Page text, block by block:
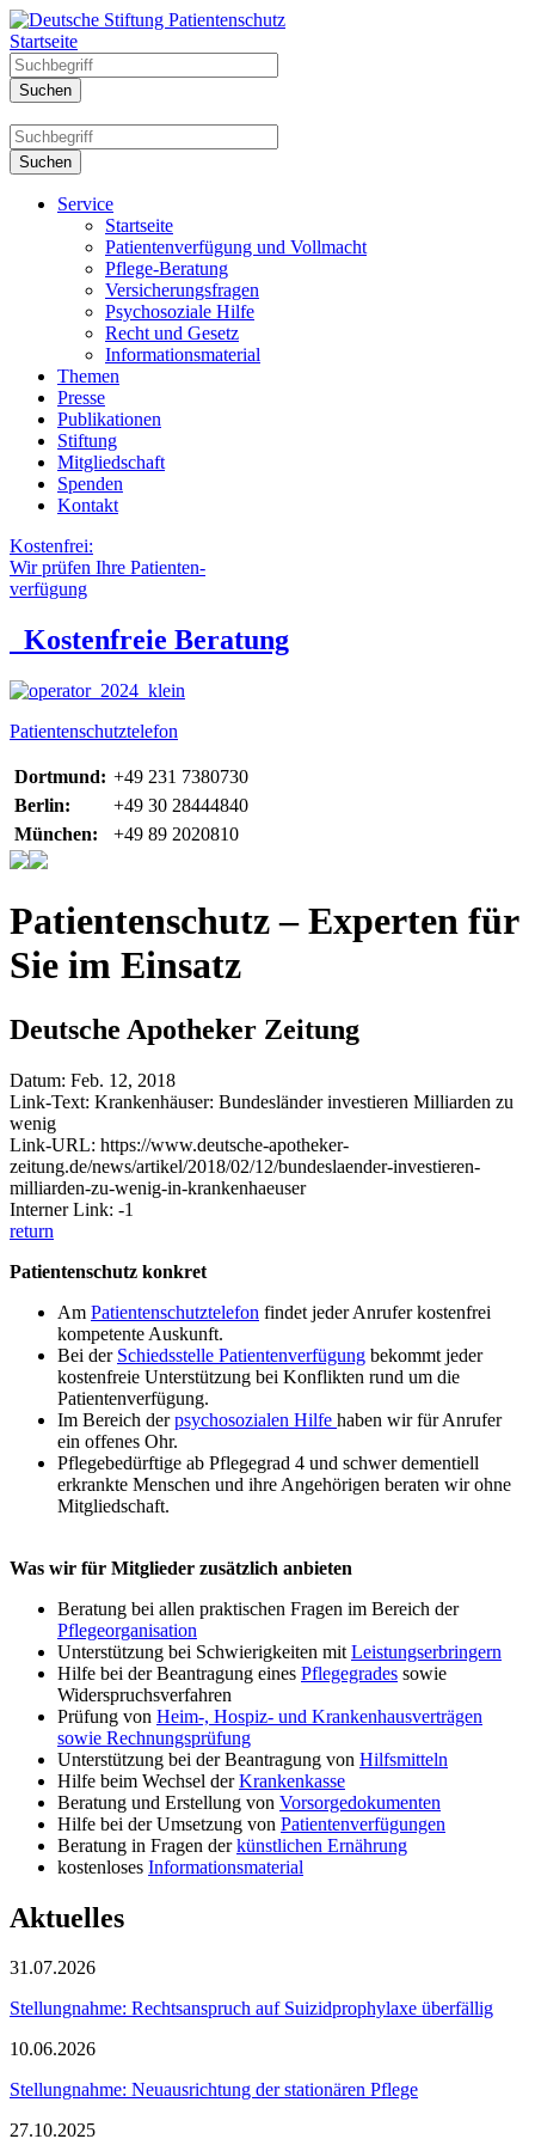
Startseite
Service
Startseite
Patientenverfügung und Vollmacht
Pflege-Beratung
Versicherungsfragen
Psychosoziale Hilfe
Recht und Gesetz
Informationsmaterial
Themen
Presse
Publikationen
Stiftung
Mitgliedschaft
Spenden
Kontakt
Kostenfrei:
Wir prüfen Ihre Patienten-
verfügung
Kostenfreie Beratung
Patientenschutztelefon
Dortmund: +49 231 7380730
Berlin:
+49 30 28444840
München:
+49 89 2020810
Patientenschutz – Experten für
Sie im Einsatz
Deutsche Apotheker Zeitung
Datum: Feb. 12, 2018
Link-Text: Krankenhäuser: Bundesländer investieren Milliarden zu
wenig
Link-URL: https://www.deutsche-apotheker-
zeitung.de/news/artikel/2018/02/12/bundeslaender-investieren-
milliarden-zu-wenig-in-krankenhaeuser
Interner Link: -1
return
Patientenschutz konkret
Am Patientenschutztelefon findet jeder Anrufer kostenfrei
kompetente Auskunft.
Bei der Schiedsstelle Patientenverfügung bekommt jeder
kostenfreie Unterstützung bei Konflikten rund um die
Patientenverfügung.
Im Bereich derpsychosozialen Hilfe haben wir für Anrufer
ein offenes Ohr.
Pflegebedürftige ab Pflegegrad 4 und schwer dementiell
erkrankte Menschen und ihre Angehörigen beraten wir ohne
Mitgliedschaft.
Was wir für Mitglieder zusätzlich anbieten
Beratung bei allen praktischen Fragen im Bereich der
Pflegeorganisation
Unterstützung bei Schwierigkeiten mit Leistungserbringern
Hilfe bei der Beantragung eines Pflegegrades sowie
Widerspruchsverfahren
Prüfung von Heim-, Hospiz- und Krankenhausverträgen
sowie Rechnungsprüfung
Unterstützung bei der Beantragung von Hilfsmitteln
Hilfe beim Wechsel derKrankenkasse
Beratung und Erstellung von Vorsorgedokumenten
Hilfe bei der Umsetzung von Patientenverfügungen
Beratung in Fragen derkünstlichen Ernährung
kostenloses Informationsmaterial
Aktuelles
31.07.2026
Stellungnahme: Rechtsanspruch auf Suizidprophylaxe überfällig
10.06.2026
Stellungnahme: Neuausrichtung der stationären Pflege
27.10.2025